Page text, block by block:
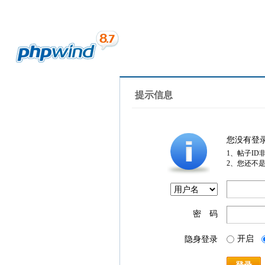
提示信息
您没有登
1、帖子ID
2、您还不
密 码
隐身登录 开启